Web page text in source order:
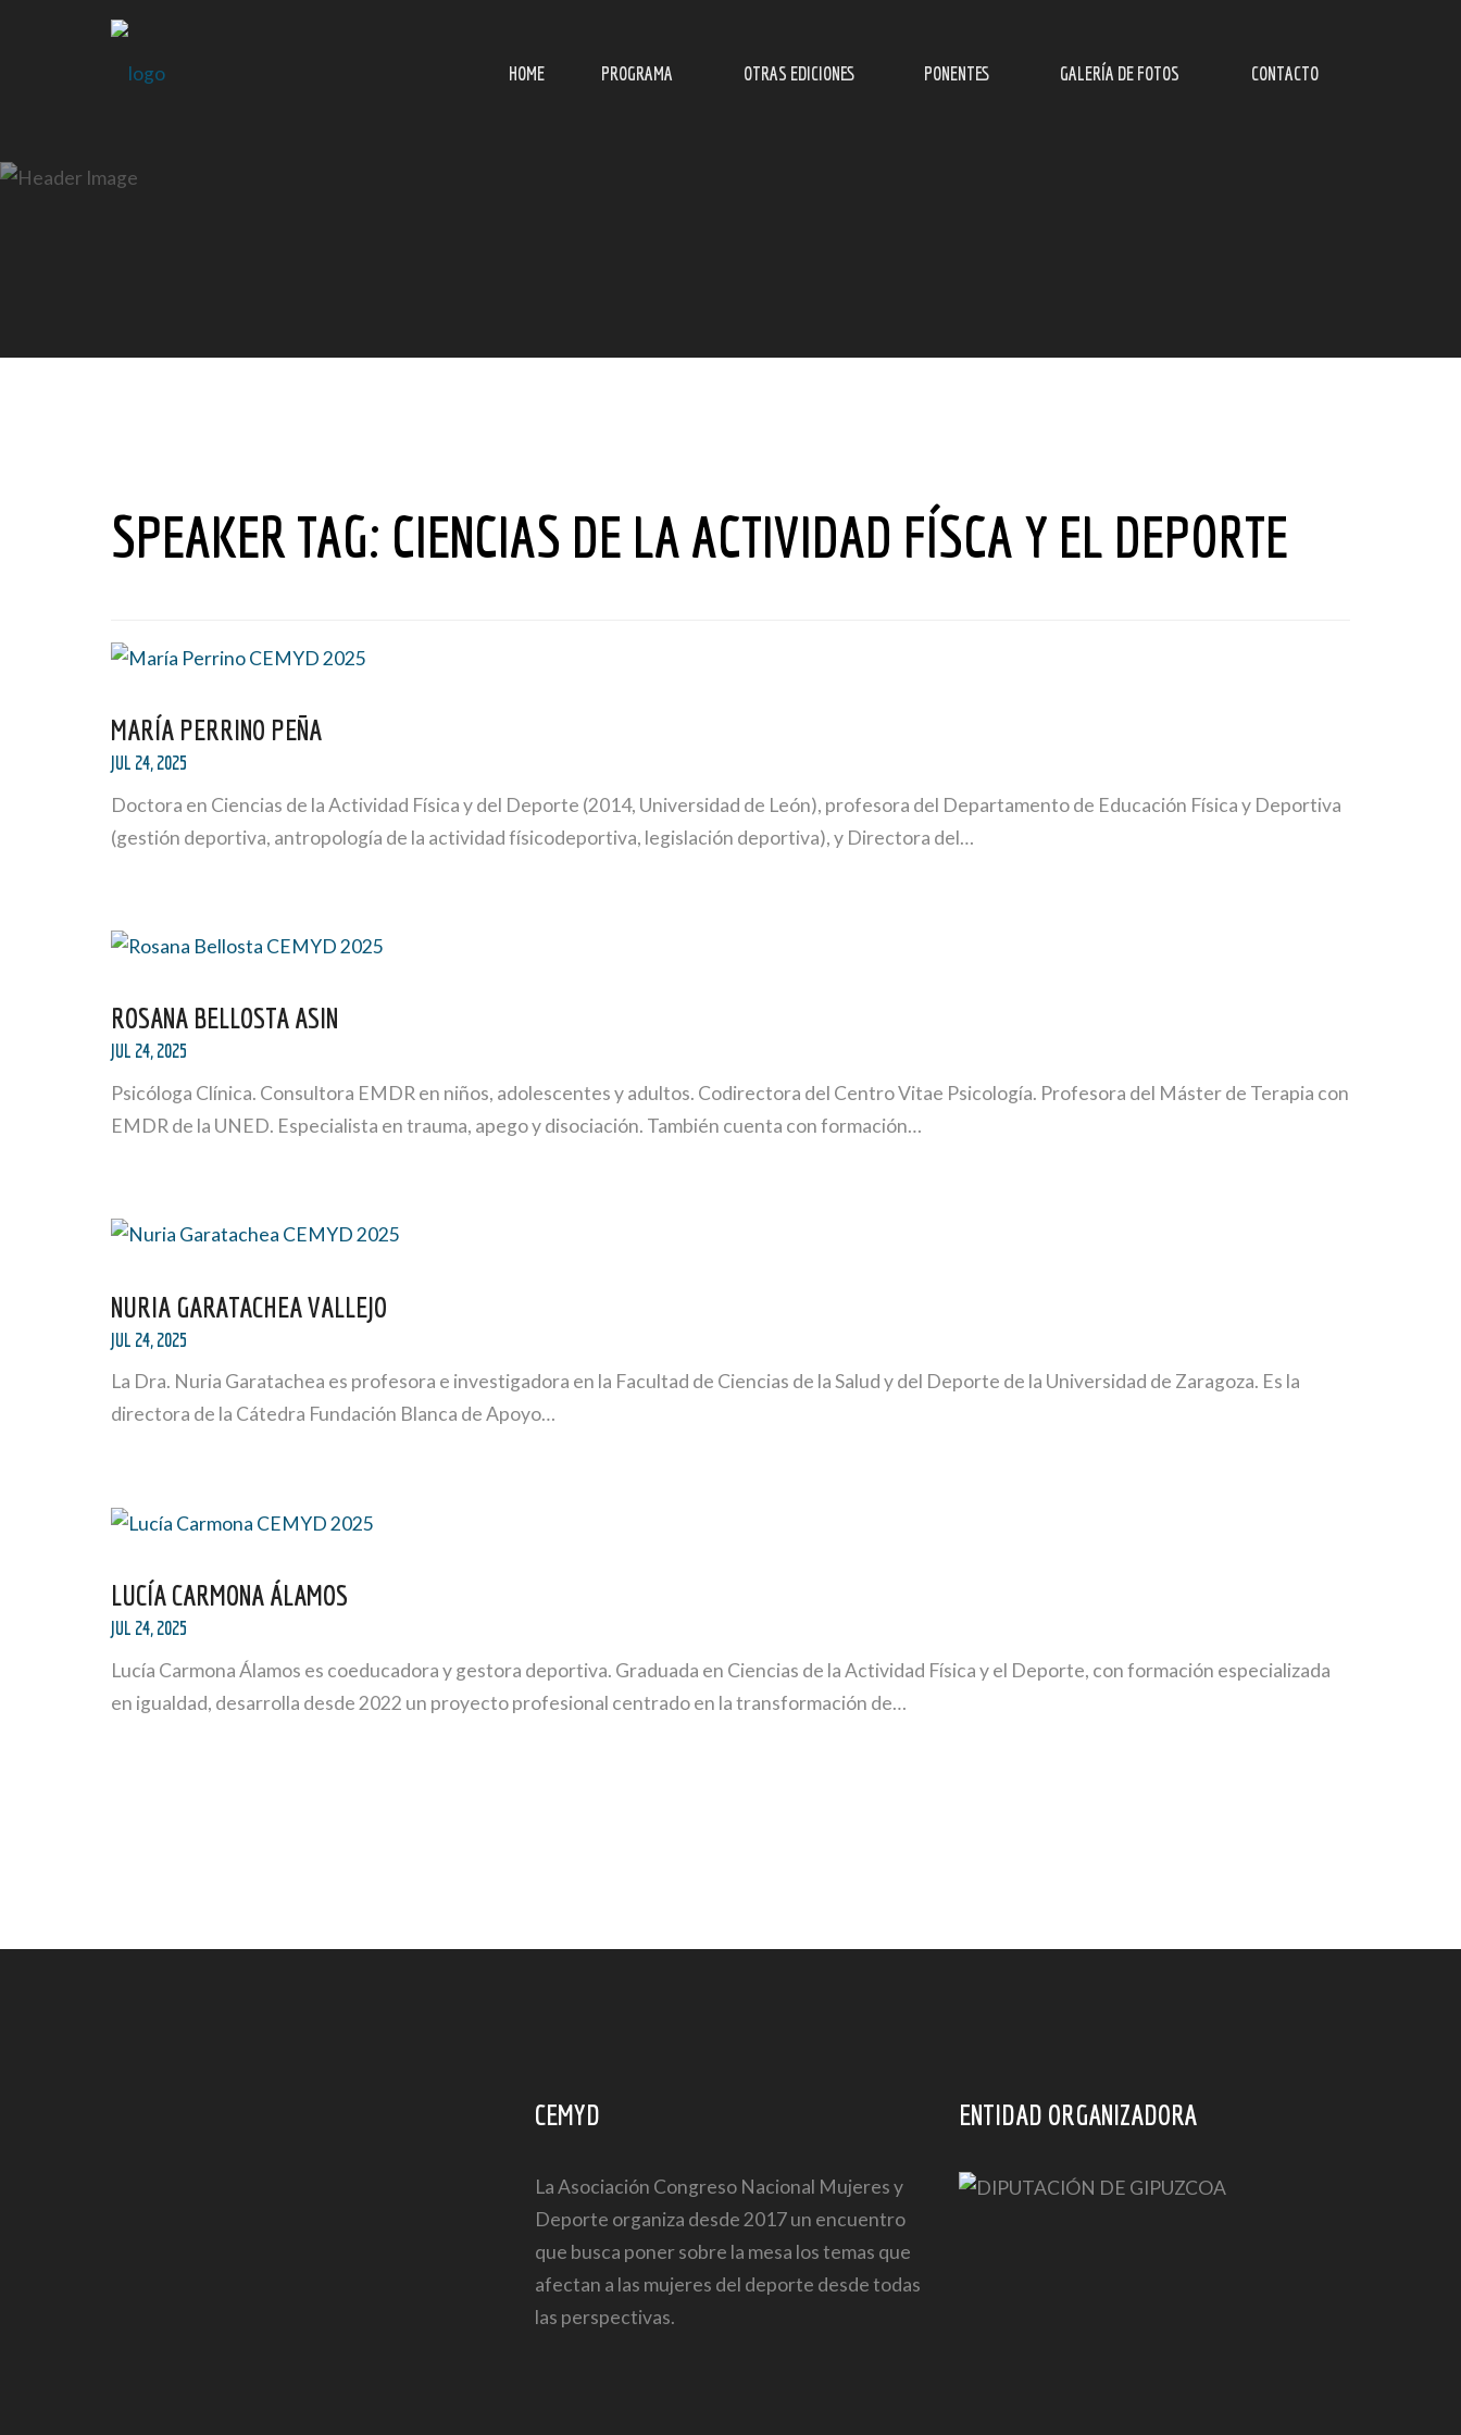
HOME PROGRAMA OTRAS EDICIONES PONENTES GALERÍA DE FOTOS CONTACTO
SPEAKER TAG: CIENCIAS DE LA ACTIVIDAD FÍSCA Y EL DEPORTE
MARÍA PERRINO PEÑA
JUL 24, 2025
Doctora en Ciencias de la Actividad Física y del Deporte (2014, Universidad de León), profesora del Departamento de Educación Física y Deportiva
(gestión deportiva, antropología de la actividad físicodeportiva, legislación deportiva), y Directora del…
ROSANA BELLOSTA ASIN
JUL 24, 2025
Psicóloga Clínica. Consultora EMDR en niños, adolescentes y adultos. Codirectora del Centro Vitae Psicología. Profesora del Máster de Terapia con
EMDR de la UNED. Especialista en trauma, apego y disociación. También cuenta con formación…
NURIA GARATACHEA VALLEJO
JUL 24, 2025
La Dra. Nuria Garatachea es profesora e investigadora en la Facultad de Ciencias de la Salud y del Deporte de la Universidad de Zaragoza. Es la
directora de la Cátedra Fundación Blanca de Apoyo…
LUCÍA CARMONA ÁLAMOS
JUL 24, 2025
Lucía Carmona Álamos es coeducadora y gestora deportiva. Graduada en Ciencias de la Actividad Física y el Deporte, con formación especializada
en igualdad, desarrolla desde 2022 un proyecto profesional centrado en la transformación de…
CEMYD
La Asociación Congreso Nacional Mujeres y
Deporte organiza desde 2017 un encuentro
que busca poner sobre la mesa los temas que
afectan a las mujeres del deporte desde todas
las perspectivas.
ENTIDAD ORGANIZADORA